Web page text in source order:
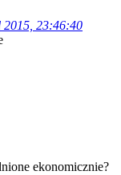
2015, 23:46:40
ekonomicznie?